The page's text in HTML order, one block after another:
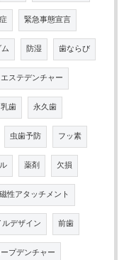
緊急事態宣言
防湿 歯ならび
エステデンチャー
乳歯 永久歯
虫歯予防 フッ素
薬剤 欠損
磁性アタッチメント
デザイン 前歯
プデンチャー